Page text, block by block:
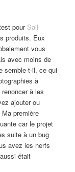
pour Sall
produits. Eux
vous
avec moins de
semble-t-il, ce qui
à
à les
ajouter ou
première
car le projet
suite à un bug
avez les nerfs
était